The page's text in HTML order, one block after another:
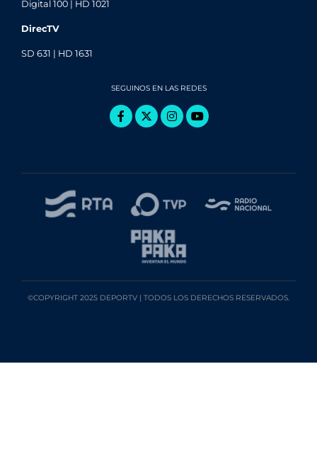
Digital 100 | HD 1021
DirecTV
SD 631 | HD 1631
SEGUINOS EN LAS REDES
©COPYRIGHT 2025 DEPORTV | TODOS LOS DERECHOS RESERVADOS.